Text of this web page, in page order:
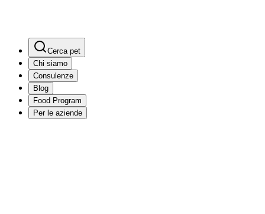
Cerca pet
Chi siamo
Consulenze
Blog
Food Program
Per le aziende